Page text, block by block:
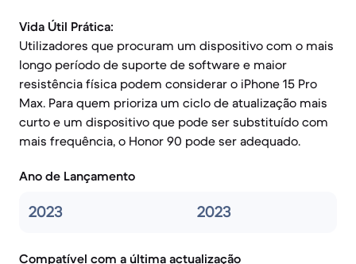
Vida Útil Prática:
Utilizadores que procuram um dispositivo com o mais
longo período de suporte de software e maior
resistência física podem considerar o iPhone 15 Pro
Max. Para quem prioriza um ciclo de atualização mais
curto e um dispositivo que pode ser substituído com
mais frequência, o Honor 90 pode ser adequado.
Ano de Lançamento
2023 2023
Compatível com a última actualização